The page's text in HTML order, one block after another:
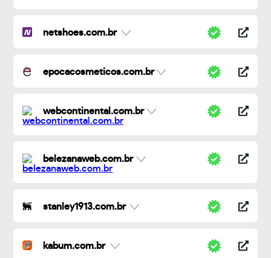
netshoes.com.br
epocacosmeticos.com.br
webcontinental.com.br
belezanaweb.com.br
stanley1913.com.br
kabum.com.br